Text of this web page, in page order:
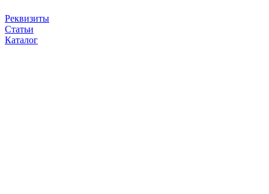
Реквизиты
Статьи
Каталог